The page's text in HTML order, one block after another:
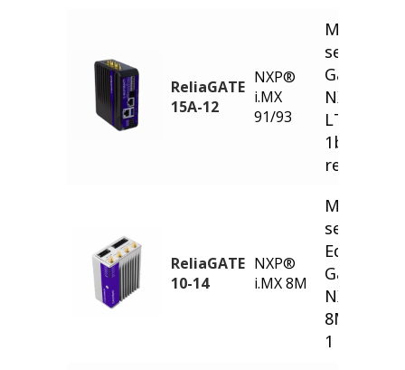
ReliaGATE
15A-12
NXP®
i.MX
91/93
Multi-
service
Gateway
NXP
LTE Cat-
1bis, 5G
ready
ReliaGATE
10-14
NXP®
i.MX 8M
Multi-
service
Edge
Gateway
NXP®
8M, LTE
1